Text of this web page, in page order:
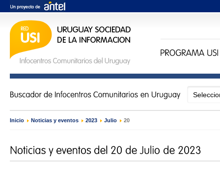
Inicio › Noticias y eventos › 2023 › Julio › 20